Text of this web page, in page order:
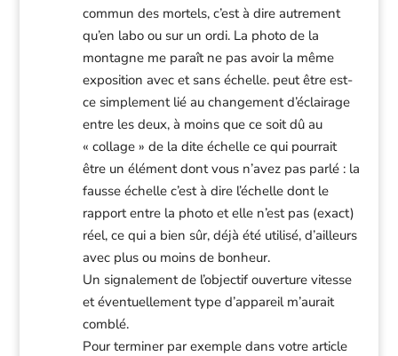
commun des mortels, c’est à dire autrement
qu’en labo ou sur un ordi. La photo de la
montagne me paraît ne pas avoir la même
exposition avec et sans échelle. peut être est-
ce simplement lié au changement d’éclairage
entre les deux, à moins que ce soit dû au
« collage » de la dite échelle ce qui pourrait
être un élément dont vous n’avez pas parlé : la
fausse échelle c’est à dire l’échelle dont le
rapport entre la photo et elle n’est pas (exact)
réel, ce qui a bien sûr, déjà été utilisé, d’ailleurs
avec plus ou moins de bonheur.
Un signalement de l’objectif ouverture vitesse
et éventuellement type d’appareil m’aurait
comblé.
Pour terminer par exemple dans votre article